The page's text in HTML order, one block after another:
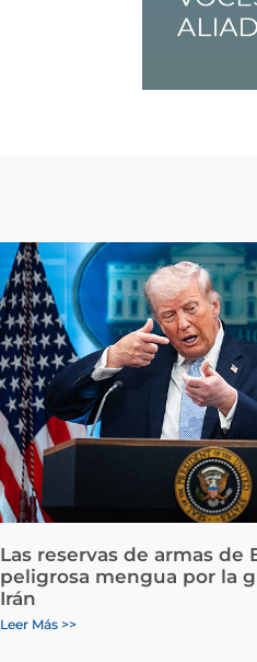
Las reservas de armas de
peligrosa mengua por la
Irán
Leer Más >>